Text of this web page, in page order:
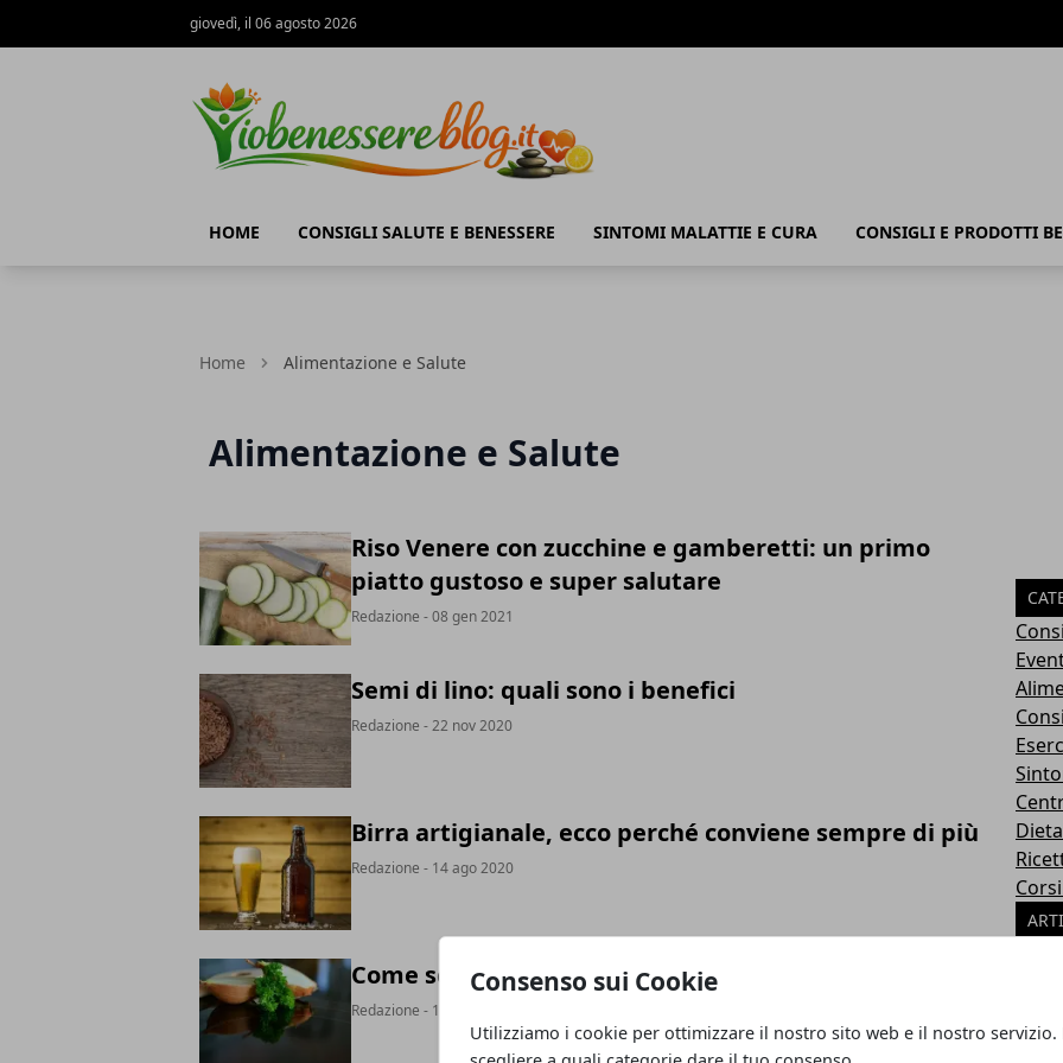
Consenso sui Cookie
Utilizziamo i cookie per ottimizzare il nostro sito web e il nostro servizio.
giovedì, il 06 agosto 2026
HOME CONSIGLI SALUTE E BENESSERE SINTOMI MALATTIE E CURA CONSIGLI E PRODOTTI
Home Alimentazione e Salute
Alimentazione e Salute
Riso Venere con zucchine e gamberetti: un primo
piatto gustoso e super salutare
Redazione - 08 gen 2021
Semi di lino: quali sono i benefici
Redazione - 22 nov 2020
Birra artigianale, ecco perché conviene sempre di più
Redazione - 14 ago 2020
Come scegliere il piano cottura giusto per la cucina
Redazione - 12 ago 2020